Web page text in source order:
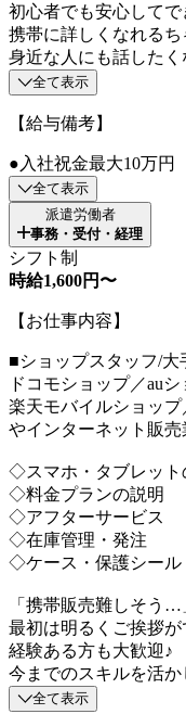
初心者でも安心してで
携帯に詳しくなれるち
身近な人にも話した
全て表示
【給与備考】
●入社祝金最大10万
全て表示
派遣労働者
事務・受付・経理
シフト制
時給1,600円〜
【お仕事内容】
■ショップスタッフ/大
ドコモショップ／au
楽天モバイルショッ
やインターネット販売
◇スマホ・タブレット
◇料金プランの説明
◇アフターサービス
◇在庫管理・発注
◇ケース・保護シール
「携帯販売難しそう…
最初は明るくご挨拶が
経験ある方も大歓迎♪
今までのスキルを活か
全て表示